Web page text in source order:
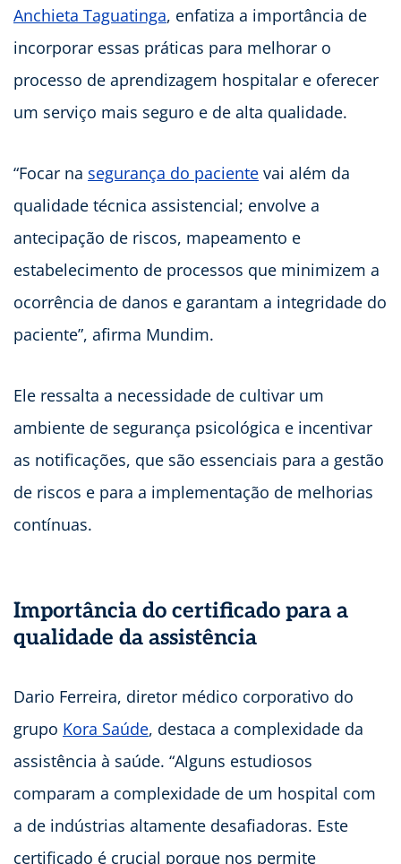
Anchieta Taguatinga, enfatiza a importância de
incorporar essas práticas para melhorar o
processo de aprendizagem hospitalar e oferecer
um serviço mais seguro e de alta qualidade.
“Focar na segurança do paciente vai além da
qualidade técnica assistencial; envolve a
antecipação de riscos, mapeamento e
estabelecimento de processos que minimizem a
ocorrência de danos e garantam a integridade do
paciente”, afirma Mundim.
Ele ressalta a necessidade de cultivar um
ambiente de segurança psicológica e incentivar
as notificações, que são essenciais para a gestão
de riscos e para a implementação de melhorias
contínuas.
Importância do certificado para a
qualidade da assistência
Dario Ferreira, diretor médico corporativo do
grupo Kora Saúde, destaca a complexidade da
assistência à saúde. “Alguns estudiosos
comparam a complexidade de um hospital com
a de indústrias altamente desafiadoras. Este
certificado é crucial porque nos permite